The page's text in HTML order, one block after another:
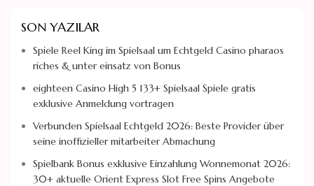
SON YAZILAR
Spiele Reel King im Spielsaal um Echtgeld Casino pharaos
riches & unter einsatz von Bonus
eighteen Casino High 5 133+ Spielsaal Spiele gratis
exklusive Anmeldung vortragen
Verbunden Spielsaal Echtgeld 2026: Beste Provider über
seine inoffizieller mitarbeiter Abmachung
Spielbank Bonus exklusive Einzahlung Wonnemonat 2026:
30+ aktuelle Orient Express Slot Free Spins Angebote